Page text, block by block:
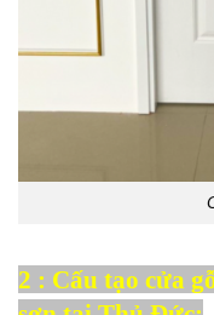
2 : Cấu tạo cửa